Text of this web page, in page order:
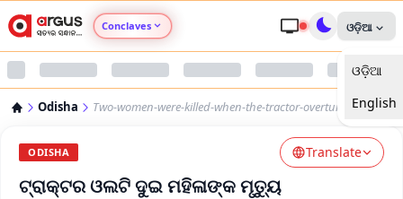
Conclaves ଓଡ଼ିଆ
ଓଡ଼ିଆ
English
Odisha Two-women-were-killed-when-the-tractor-overturned
ODISHA Translate
ଟ୍ରାକ୍ଟର ଓଲଟି ଦୁଇ ମହିଳାଙ୍କ ମୃତ୍ୟୁ